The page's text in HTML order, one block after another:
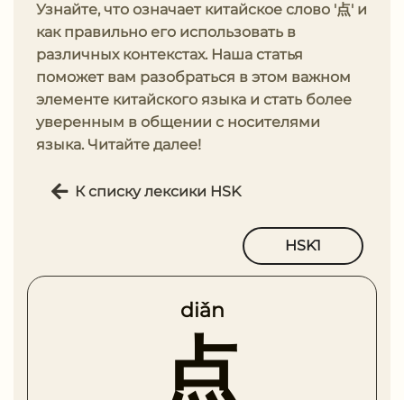
Узнайте, что означает китайское слово '点' и
как правильно его использовать в
различных контекстах. Наша статья
поможет вам разобраться в этом важном
элементе китайского языка и стать более
уверенным в общении с носителями
языка. Читайте далее!
К списку лексики HSK
HSK1
diǎn
点